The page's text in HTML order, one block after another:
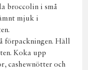
broccolin i små
mjuk i
förpackningen. Häll
Koka upp
cashewnötter och